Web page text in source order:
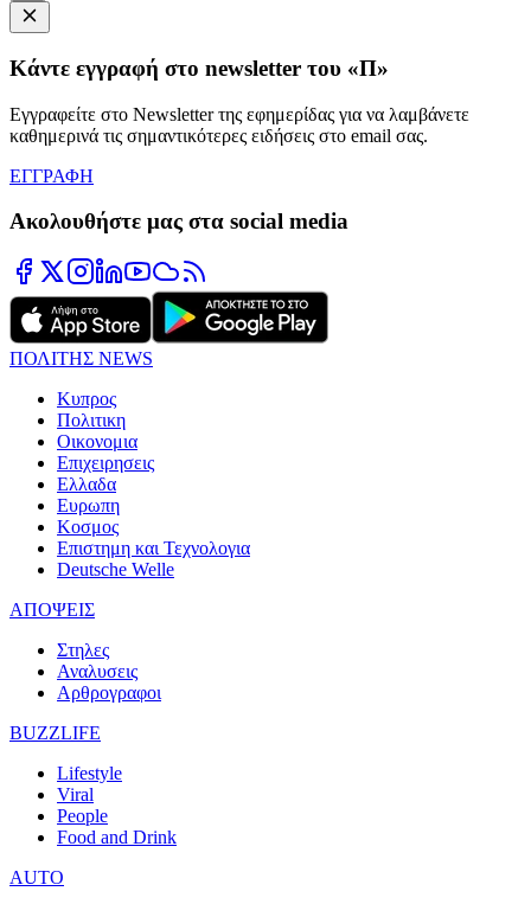
Κάντε εγγραφή στο newsletter του «Π»
Εγγραφείτε στο Newsletter της εφημερίδας για να λαμβάνετε
καθημερινά τις σημαντικότερες ειδήσεις στο email σας.
ΕΓΓΡΑΦΗ
Ακολουθήστε μας στα social media
ΠΟΛΙΤΗΣ NEWS
Κυπρος
Πολιτικη
Οικονομια
Επιχειρησεις
Ελλαδα
Ευρωπη
Κοσμος
Επιστημη και Τεχνολογια
Deutsche Welle
ΑΠΟΨΕΙΣ
Στηλες
Αναλυσεις
Αρθρογραφοι
BUZZLIFE
Lifestyle
Viral
People
Food and Drink
AUTO